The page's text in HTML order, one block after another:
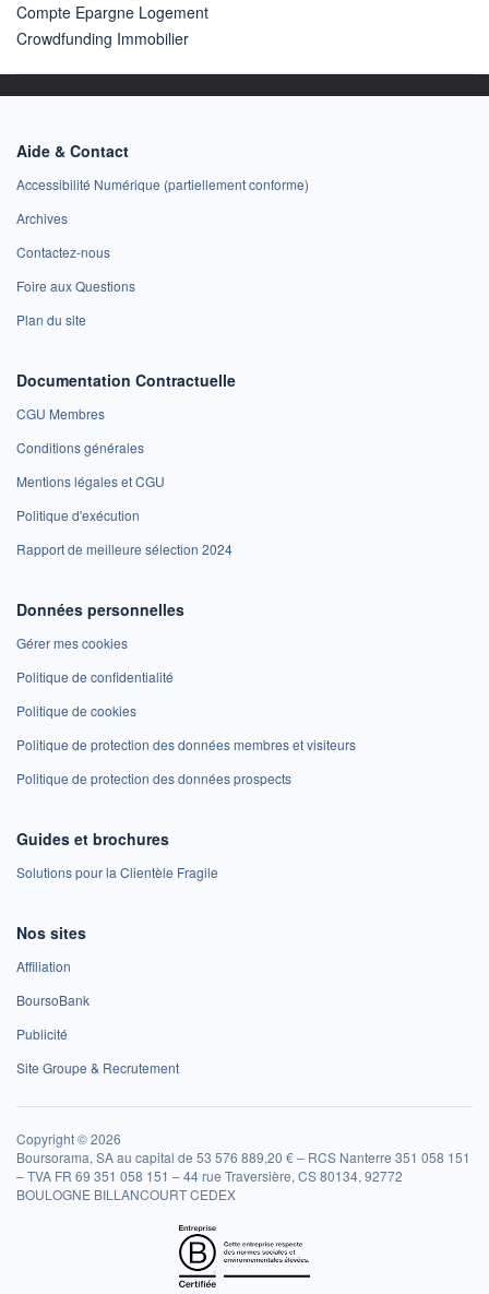
Compte Epargne Logement
Crowdfunding Immobilier
Aide & Contact
Accessibilité Numérique (partiellement conforme)
Archives
Contactez-nous
Foire aux Questions
Plan du site
Documentation Contractuelle
CGU Membres
Conditions générales
Mentions légales et CGU
Politique d'exécution
Rapport de meilleure sélection 2024
Données personnelles
Gérer mes cookies
Politique de confidentialité
Politique de cookies
Politique de protection des données membres et visiteurs
Politique de protection des données prospects
Guides et brochures
Solutions pour la Clientèle Fragile
Nos sites
Affiliation
BoursoBank
Publicité
Site Groupe & Recrutement
Copyright © 2026
Boursorama, SA au capital de 53 576 889,20 € – RCS Nanterre 351 058 151
– TVA FR 69 351 058 151 – 44 rue Traversière, CS 80134, 92772
BOULOGNE BILLANCOURT CEDEX